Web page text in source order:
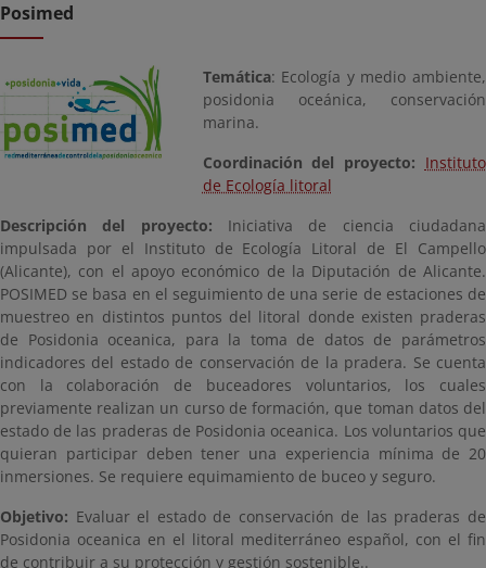
Posimed
Temática: Ecología y medio ambiente,
posidonia oceánica, conservación
marina.
Coordinación del proyecto: Instituto
de Ecología litoral
Descripción del proyecto: Iniciativa de ciencia ciudadana
impulsada por el Instituto de Ecología Litoral de El Campello
(Alicante), con el apoyo económico de la Diputación de Alicante.
POSIMED se basa en el seguimiento de una serie de estaciones de
muestreo en distintos puntos del litoral donde existen praderas
de Posidonia oceanica, para la toma de datos de parámetros
indicadores del estado de conservación de la pradera. Se cuenta
con la colaboración de buceadores voluntarios, los cuales
previamente realizan un curso de formación, que toman datos del
estado de las praderas de Posidonia oceanica. Los voluntarios que
quieran participar deben tener una experiencia mínima de 20
inmersiones. Se requiere equimamiento de buceo y seguro.
Objetivo: Evaluar el estado de conservación de las praderas de
Posidonia oceanica en el litoral mediterráneo español, con el fin
de contribuir a su protección y gestión sostenible..